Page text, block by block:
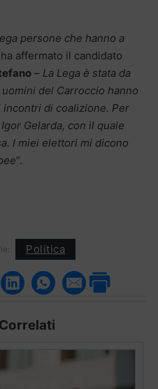
persone che hanno a
affermato il candidato
– La Lega è stata da
del Carroccio hanno
di coalizione. Per
Gelarda, con il quale
I miei elettori mi dicono
“.
Politica